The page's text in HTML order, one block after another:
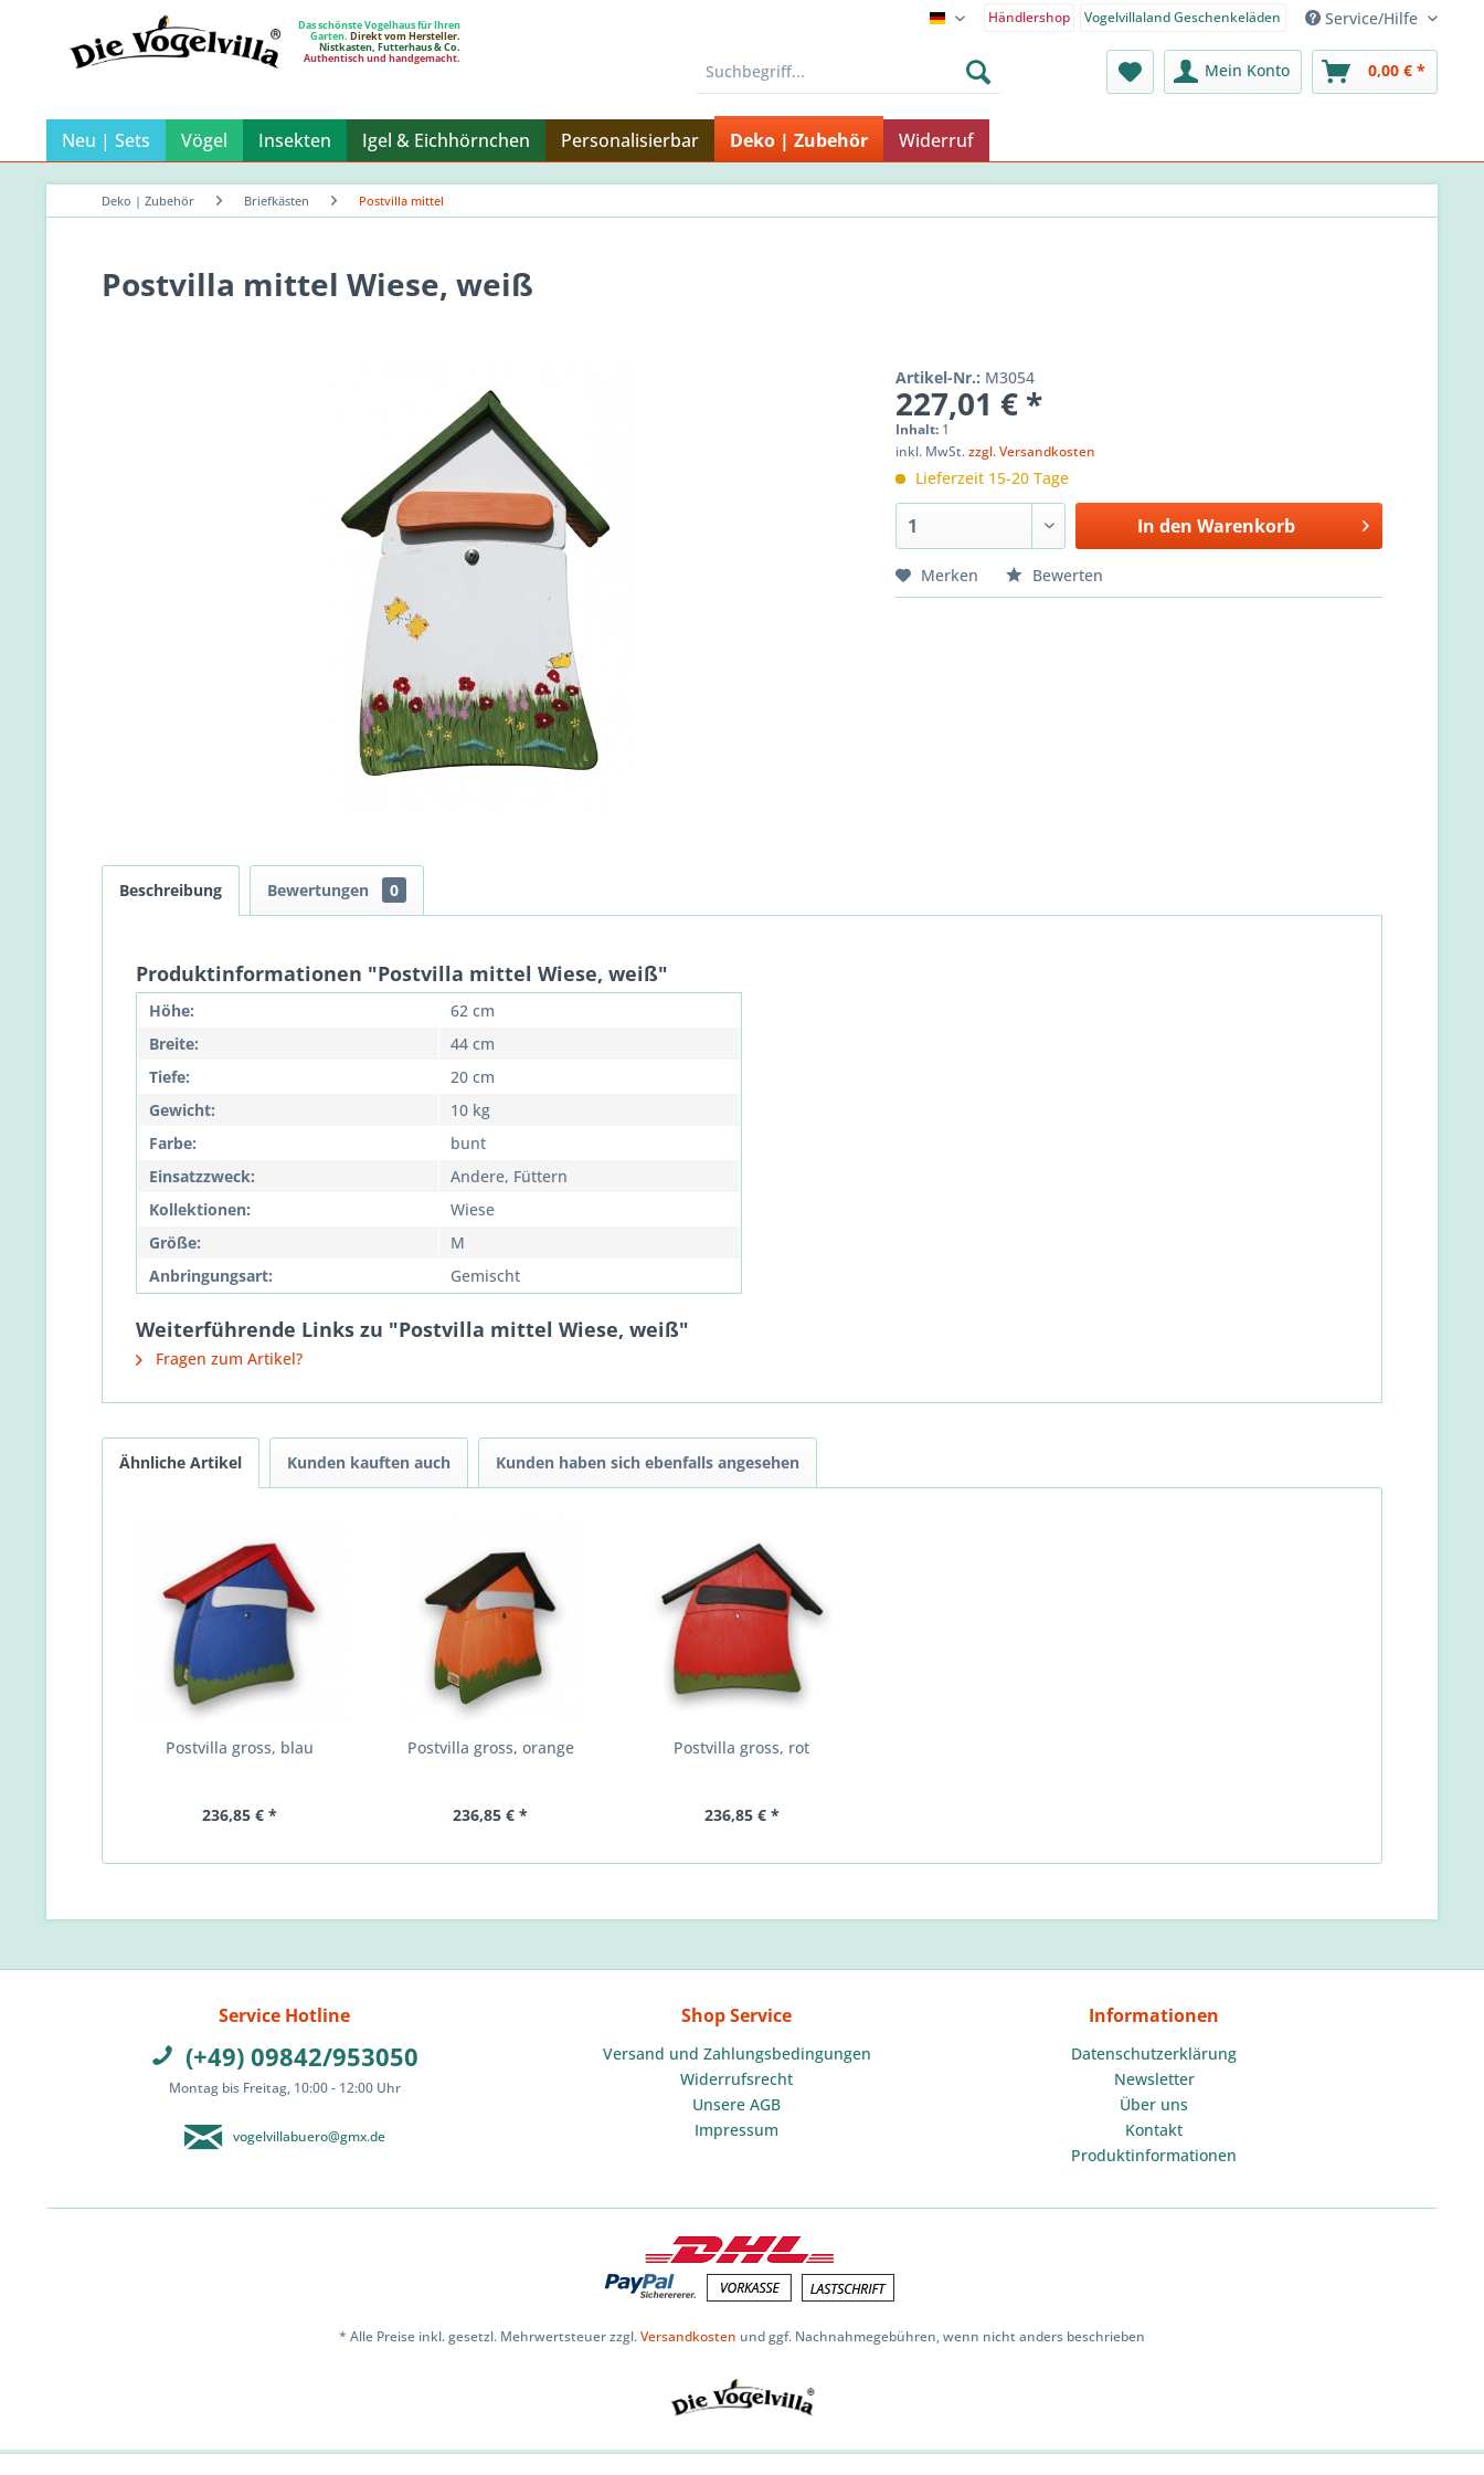
Endkunden-Shop - Deutsch
Händlershop Vogelvillaland Geschenkeläden Service/Hilfe
Das schönste Vogelhaus für Ihren
Garten. Direkt vom Hersteller.
Nistkasten, Futterhaus & Co.
Authentisch und handgemacht.
Mein Konto 0,00 € *
Neu | Sets Vögel Insekten Igel & Eichhörnchen Personalisierbar Deko | Zubehör Widerruf
Deko | Zubehör Briefkästen Postvilla mittel
Postvilla mittel Wiese, weiß
Artikel-Nr.: M3054
227,01 € *
Inhalt: 1
inkl. MwSt.zzgl. Versandkosten
Lieferzeit 15-20 Tage
In den Warenkorb
Merken Bewerten
Beschreibung Bewertungen 0
Produktinformationen "Postvilla mittel Wiese, weiß"
Höhe:
62 cm
Breite:
44 cm
Tiefe:
20 cm
Gewicht:
10 kg
Farbe:
bunt
Einsatzzweck:
Andere, Füttern
Kollektionen:
Wiese
Größe:
M
Anbringungsart:
Gemischt
Weiterführende Links zu "Postvilla mittel Wiese, weiß"
Fragen zum Artikel?
Ähnliche Artikel Kunden kauften auch Kunden haben sich ebenfalls angesehen
Postvilla gross, blau
236,85 € *
Postvilla gross, orange
236,85 € *
Postvilla gross, rot
236,85 € *
Service Hotline
(+49) 09842/953050
Montag bis Freitag, 10:00 - 12:00 Uhr
vogelvillabuero@gmx.de
Shop Service
Versand und Zahlungsbedingungen
Widerrufsrecht
Unsere AGB
Impressum
Informationen
Datenschutzerklärung
Newsletter
Über uns
Kontakt
Produktinformationen
* Alle Preise inkl. gesetzl. Mehrwertsteuer zzgl.Versandkosten und ggf. Nachnahmegebühren, wenn nicht anders beschrieben